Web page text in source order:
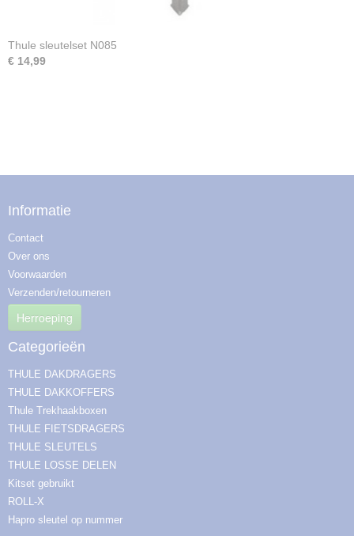
Thule sleutelset N085
€ 14,99
Informatie
Contact
Over ons
Voorwaarden
Verzenden/retourneren
Herroeping
Categorieën
THULE DAKDRAGERS
THULE DAKKOFFERS
Thule Trekhaakboxen
THULE FIETSDRAGERS
THULE SLEUTELS
THULE LOSSE DELEN
Kitset gebruikt
ROLL-X
Hapro sleutel op nummer